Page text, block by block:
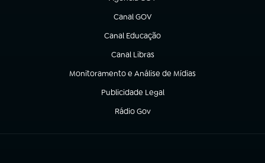
Canal GOV
(abre em nova aba)
Canal Educação
(abre em nova aba)
Canal Libras
(abre em nova aba)
Monitoramento e Análise de Mídias
(abre em nova aba)
Publicidade Legal
(abre em nova aba)
Rádio Gov
(abre em nova aba)